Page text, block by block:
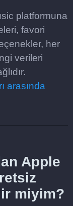
platformuna
favori
her
verileri
arasında
Apple
miyim?